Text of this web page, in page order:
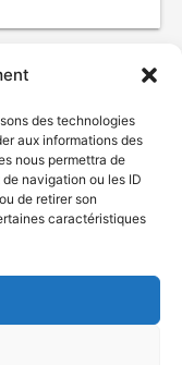
des technologies
aux informations des
nous permettra de
navigation ou les ID
de retirer son
caractéristiques
2026